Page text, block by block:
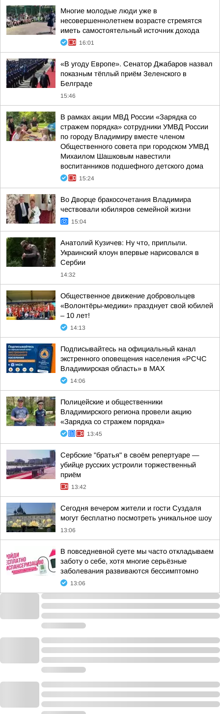
Многие молодые люди уже в
несовершеннолетнем возрасте стремятся
иметь самостоятельный источник дохода
16:01
«В угоду Европе». Сенатор Джабаров назвал
показным тёплый приём Зеленского в
Белграде
15:46
В рамках акции МВД России «Зарядка со
стражем порядка» сотрудники УМВД России
по городу Владимиру вместе членом
Общественного совета при городском УМВД
Михаилом Шашковым навестили
воспитанников подшефного детского дома
15:24
Во Дворце бракосочетания Владимира
чествовали юбиляров семейной жизни
15:04
Анатолий Кузичев: Ну что, приплыли.
Украинский клоун впервые нарисовался в
Сербии
14:32
Общественное движение добровольцев
«Волонтёры-медики» празднует свой юбилей
– 10 лет!
14:13
Подписывайтесь на официальный канал
экстренного оповещения населения «РСЧС
Владимирская область» в МАХ
14:06
Полицейские и общественники
Владимирского региона провели акцию
«Зарядка со стражем порядка»
13:45
Сербские "братья" в своём репертуаре —
убийце русских устроили торжественный
приём
13:42
Сегодня вечером жители и гости Суздаля
могут бесплатно посмотреть уникальное шоу
13:06
В повседневной суете мы часто откладываем
заботу о себе, хотя многие серьёзные
заболевания развиваются бессимптомно
13:06